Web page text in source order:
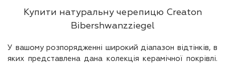
Купити натуральну черепицю Creaton
Bibershwanzziegel
У вашому розпорядженні широкий діапазон відтінків, в
яких представлена дана колекція керамічної покрівлі.